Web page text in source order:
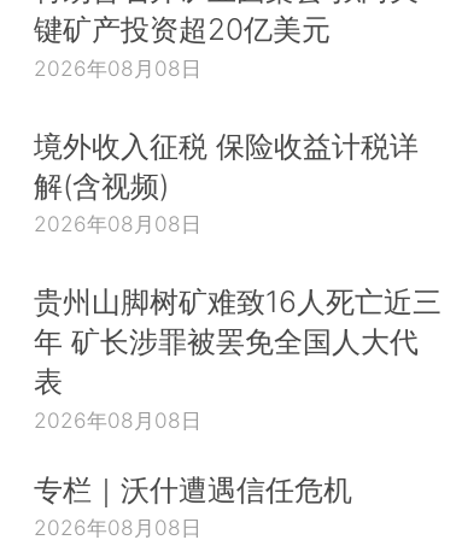
键矿产投资超20亿美元
2026年08月08日
境外收入征税 保险收益计税详
解(含视频)
2026年08月08日
贵州山脚树矿难致16人死亡近三
年 矿长涉罪被罢免全国人大代
表
2026年08月08日
专栏｜沃什遭遇信任危机
2026年08月08日